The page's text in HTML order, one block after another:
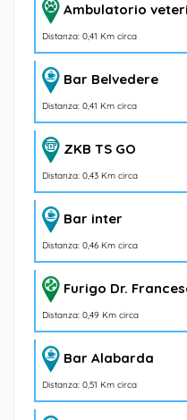
Ambulatorio
Distanza: 0,41 Km circa
Bar Belvedere
Distanza: 0,41 Km circa
ZKB TS GO
Distanza: 0,43 Km circa
Bar inter
Distanza: 0,46 Km circa
Furigo Dr.
Distanza: 0,49 Km circa
Bar Alabarda
Distanza: 0,51 Km circa